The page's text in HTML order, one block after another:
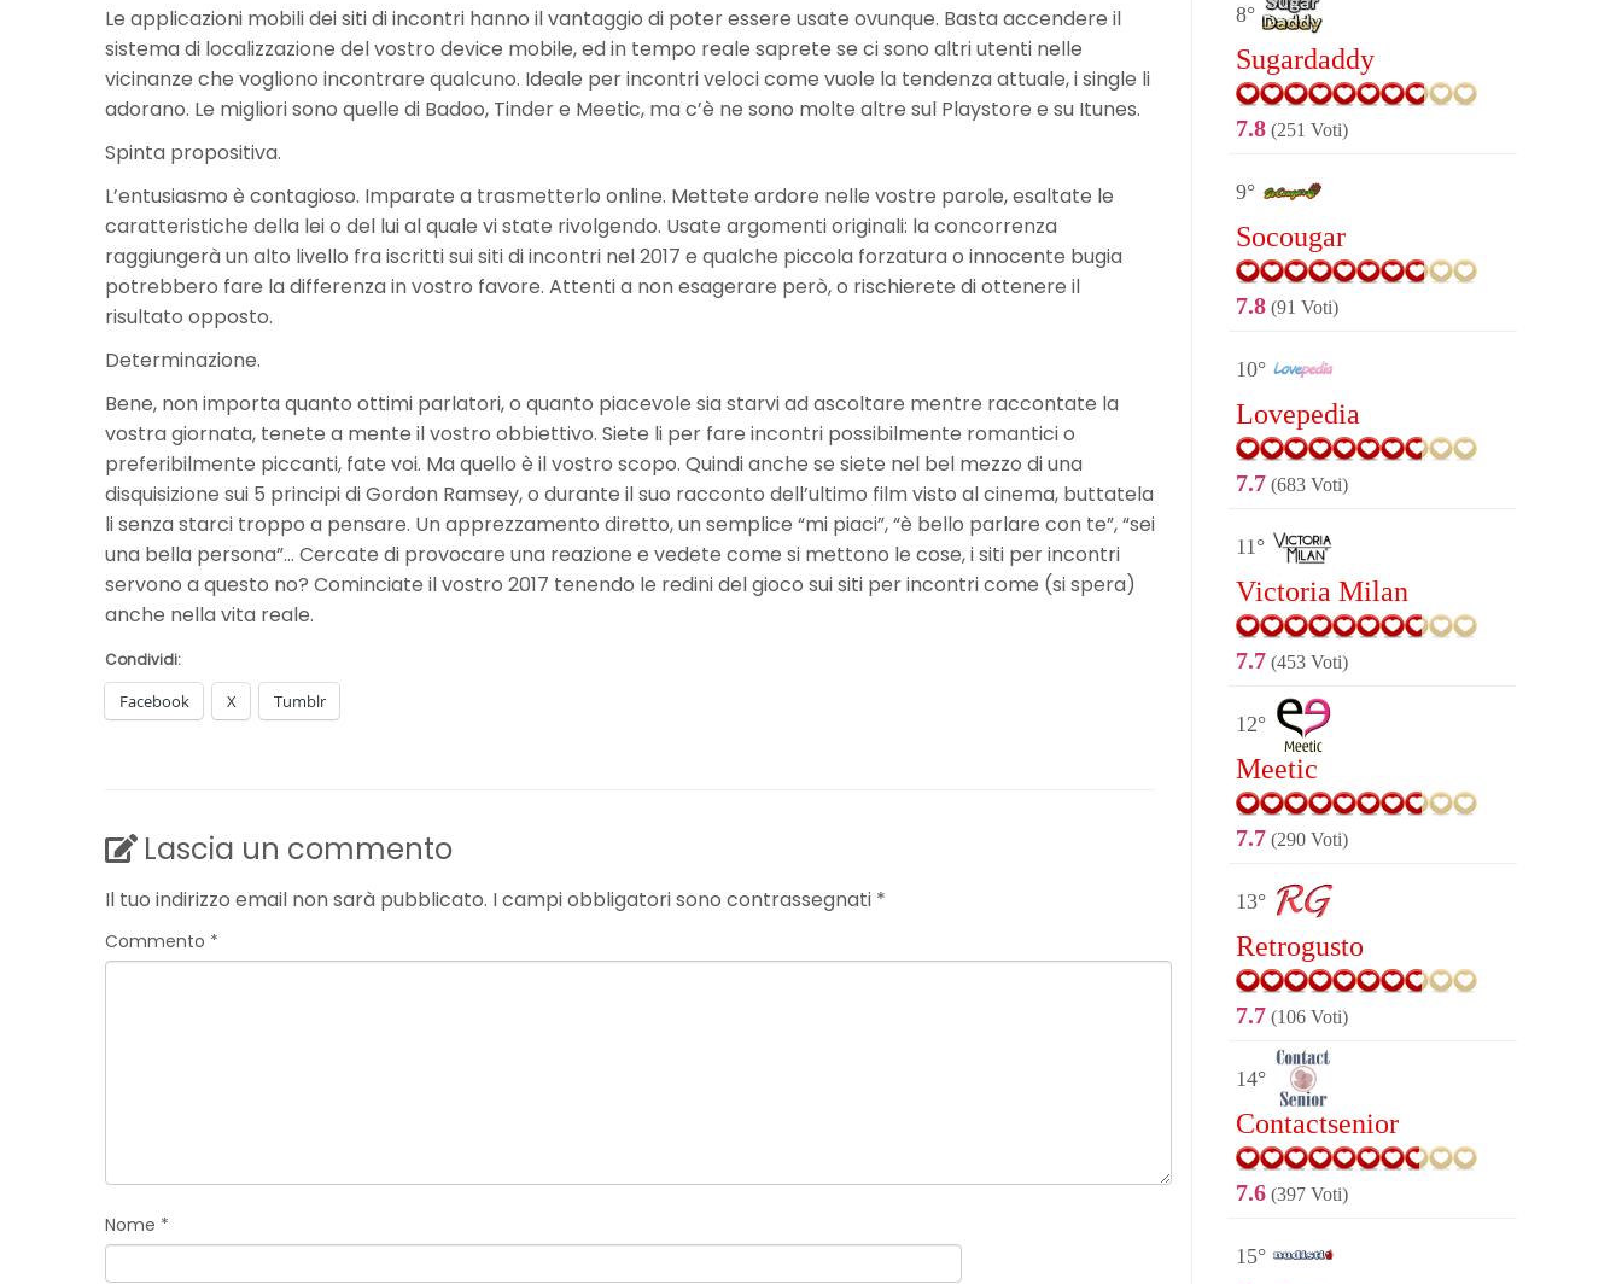
Le applicazioni mobili dei siti di incontri hanno il vantaggio di poter essere usate ovunque. Basta accendere il
sistema di localizzazione del vostro device mobile, ed in tempo reale saprete se ci sono altri utenti nelle
vicinanze che vogliono incontrare qualcuno. Ideale per incontri veloci come vuole la tendenza attuale, i single li
adorano. Le migliori sono quelle di Badoo, Tinder e Meetic, ma c’è ne sono molte altre sul Playstore e su Itunes.
Spinta propositiva.
L’entusiasmo è contagioso. Imparate a trasmetterlo online. Mettete ardore nelle vostre parole, esaltate le
caratteristiche della lei o del lui al quale vi state rivolgendo. Usate argomenti originali: la concorrenza
raggiungerà un alto livello fra iscritti sui siti di incontri nel 2017 e qualche piccola forzatura o innocente bugia
potrebbero fare la differenza in vostro favore. Attenti a non esagerare però, o rischierete di ottenere il
risultato opposto.
Determinazione.
Bene, non importa quanto ottimi parlatori, o quanto piacevole sia starvi ad ascoltare mentre raccontate la
vostra giornata, tenete a mente il vostro obbiettivo. Siete li per fare incontri possibilmente romantici o
preferibilmente piccanti, fate voi. Ma quello è il vostro scopo. Quindi anche se siete nel bel mezzo di una
disquisizione sui 5 principi di Gordon Ramsey, o durante il suo racconto dell’ultimo film visto al cinema, buttatela
li senza starci troppo a pensare. Un apprezzamento diretto, un semplice “mi piaci”, “è bello parlare con te”, “sei
una bella persona”… Cercate di provocare una reazione e vedete come si mettono le cose, i siti per incontri
servono a questo no? Cominciate il vostro 2017 tenendo le redini del gioco sui siti per incontri come (si spera)
anche nella vita reale.
Condividi:
Facebook X Tumblr
Lascia un commento
Il tuo indirizzo email non sarà pubblicato. I campi obbligatori sono contrassegnati *
Commento *
Nome *
8°
Sugardaddy
7.8 (251 Voti)
9°
Socougar
7.8 (91 Voti)
10°
Lovepedia
7.7 (683 Voti)
11°
Victoria Milan
7.7 (453 Voti)
12°
Meetic
7.7 (290 Voti)
13°
Retrogusto
7.7 (106 Voti)
14°
Contactsenior
7.6 (397 Voti)
15°